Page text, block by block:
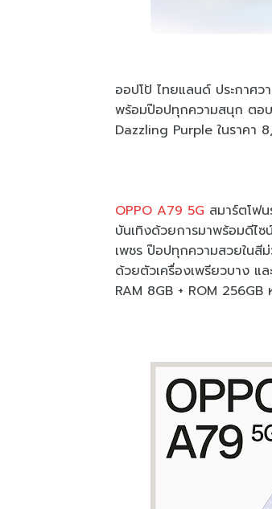
ออปโป้ ไทยแลนด์ ประกาศว
พร้อมป๊อปทุกความสนุก ตอบ
Dazzling Purple ในราคา
OPPO A79 5G สมาร์ตโฟ
บันเทิงด้วยการมาพร้อมดีไ
เพชร ป๊อปทุกความสวยใน
ด้วยตัวเครื่องเพรียวบาง แ
RAM 8GB + ROM 256GB